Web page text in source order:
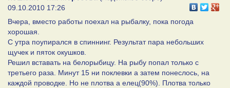
09.10.2010 17:26
Вчера, вместо работы поехал на рыбалку, пока погода
хорошая.
С утра поупирался в спиннинг. Результат пара небольших
щучек и пяток окушков.
Решил вставать на белорыбицу. На рыбу попал только с
третьего раза. Минут 15 ни поклевки а затем понеслось, на
каждой проводке. Но не плотва а елец(90%). Плотва только